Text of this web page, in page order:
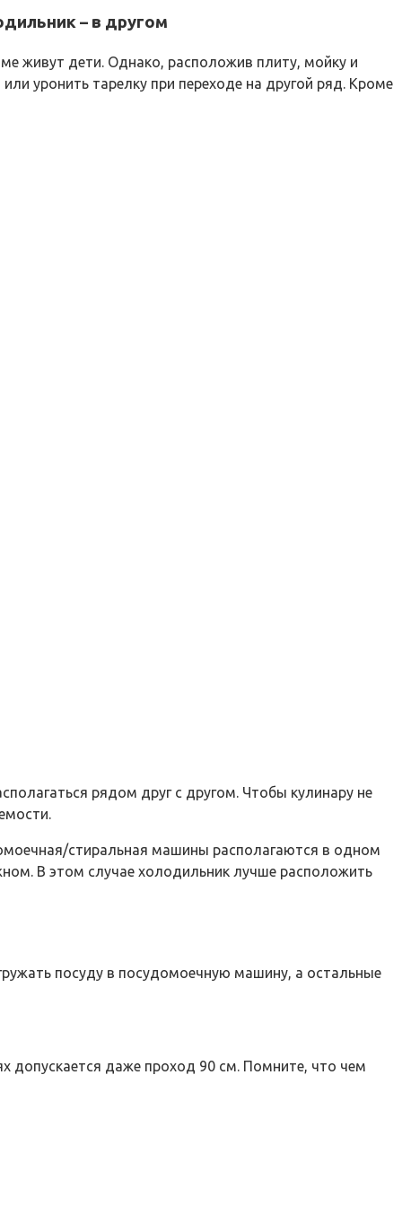
– в другом
живут дети. Однако, расположив плиту, мойку и
уронить тарелку при переходе на другой ряд. Кроме
рядом друг с другом. Чтобы кулинару не
стиральная машины располагаются в одном
В этом случае холодильник лучше расположить
посуду в посудомоечную машину, а остальные
допускается даже проход 90 см. Помните, что чем